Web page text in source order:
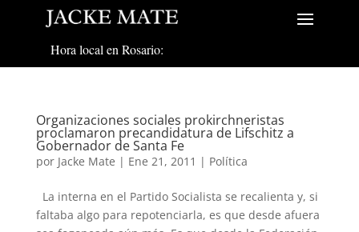
Hora local en Rosario:
Organizaciones sociales prokirchneristas
proclamaron precandidatura de Lifschitz a
Gobernador de Santa Fe
por Jacke Mate | Ene 21, 2011 | Política
La interna en el Partido Socialista se recalienta y, si
faltaba algo para repotenciarla, es que desde afuera